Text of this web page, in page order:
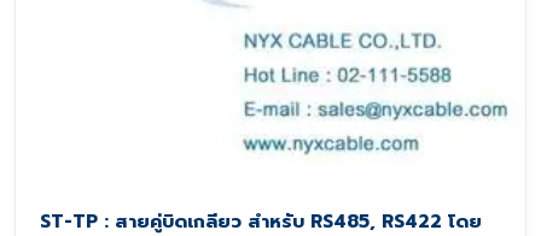
ST-TP : สายคู่บิดเกลียว สำหรับ RS485, RS422 โดย